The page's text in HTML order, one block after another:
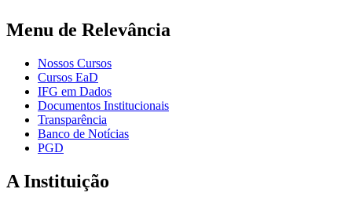
Menu de Relevância
Nossos Cursos
Cursos EaD
IFG em Dados
Documentos Institucionais
Transparência
Banco de Notícias
PGD
A Instituição